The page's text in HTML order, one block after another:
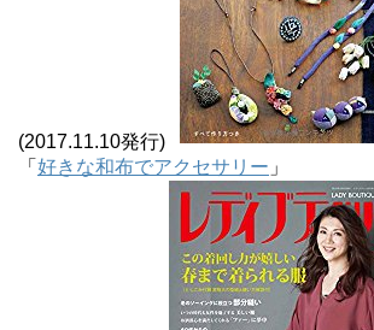
(2017.11.10発行)
「 好きな和布でアクセサリー 」